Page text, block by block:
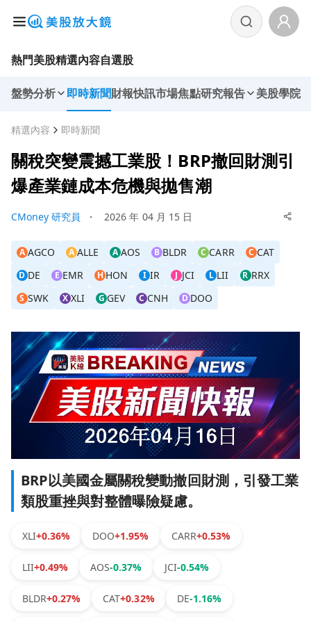
熱門美股精選內容自選股
盤勢分析 即時新聞財報快訊市場焦點研究報告 美股學院
精選內容 即時新聞
關稅突變震撼工業股！BRP撤回財測引
爆產業鏈成本危機與拋售潮
CMoney 研究員 ・ 2026 年 04 月 15 日
A AGCO A ALLE A AOS B BLDR C CARR C CAT
D DE E EMR H HON I IR J JCI L LII R RRX
S SWK X XLI G GEV C CNH D DOO
BRP以美國金屬關稅變動撤回財測，引發工業
類股重挫與對整體曝險疑慮。
XLI+0.36% DOO+1.95% CARR+0.53%
LII+0.49% AOS-0.37% JCI-0.54%
BLDR+0.27% CAT+0.32% DE-1.16%